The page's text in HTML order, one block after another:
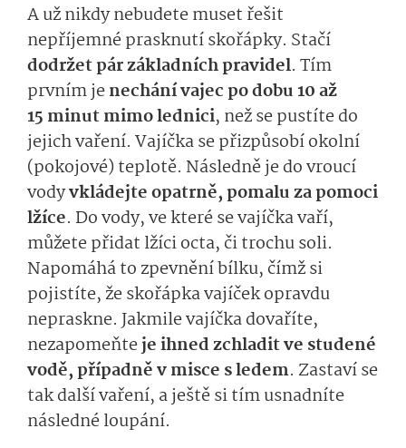
A už nikdy nebudete muset řešit
nepříjemné prasknutí skořápky. Stačí
dodržet pár základních pravidel. Tím
prvním jenechání vajec po dobu 10 až
15 minut mimo lednici, než se pustíte do
jejich vaření. Vajíčka se přizpůsobí okolní
(pokojové) teplotě. Následně je do vroucí
vodyvkládejte opatrně, pomalu za pomoci
lžíce. Do vody, ve které se vajíčka vaří,
můžete přidat lžíci octa, či trochu soli.
Napomáhá to zpevnění bílku, čímž si
pojistíte, že skořápka vajíček opravdu
nepraskne. Jakmile vajíčka dovaříte,
nezapomeňteje ihned zchladit ve studené
vodě, případně v misce s ledem. Zastaví se
tak další vaření, a ještě si tím usnadníte
následné loupání.